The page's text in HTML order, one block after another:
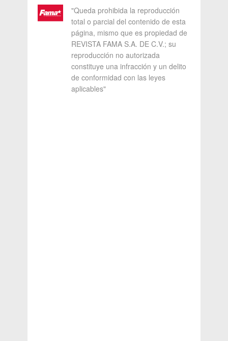
"Queda prohibida la reproducción
total o parcial del contenido de esta
página, mismo que es propiedad de
REVISTA FAMA S.A. DE C.V.; su
reproducción no autorizada
constituye una infracción y un delito
de conformidad con las leyes
aplicables"